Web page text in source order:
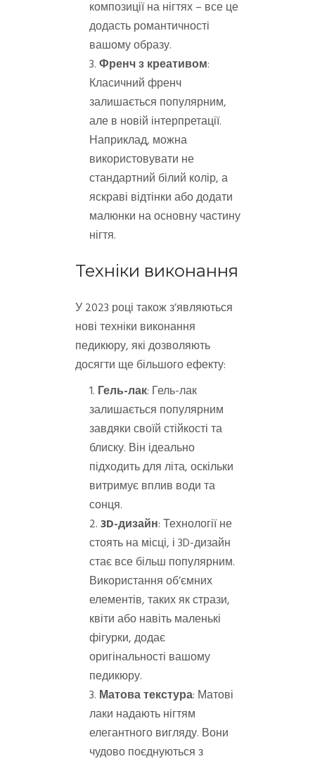
композиції на нігтях – все це
додасть романтичності
вашому образу.
Френч з креативом:
Класичний френч
залишається популярним,
але в новій інтерпретації.
Наприклад, можна
використовувати не
стандартний білий колір, а
яскраві відтінки або додати
малюнки на основну частину
нігтя.
Техніки виконання
У 2023 році також з’являються
нові техніки виконання
педикюру, які дозволяють
досягти ще більшого ефекту:
Гель-лак: Гель-лак
залишається популярним
завдяки своїй стійкості та
блиску. Він ідеально
підходить для літа, оскільки
витримує вплив води та
сонця.
3D-дизайн: Технології не
стоять на місці, і 3D-дизайн
стає все більш популярним.
Використання об’ємних
елементів, таких як стрази,
квіти або навіть маленькі
фігурки, додає
оригінальності вашому
педикюру.
Матова текстура: Матові
лаки надають нігтям
елегантного вигляду. Вони
чудово поєднуються з